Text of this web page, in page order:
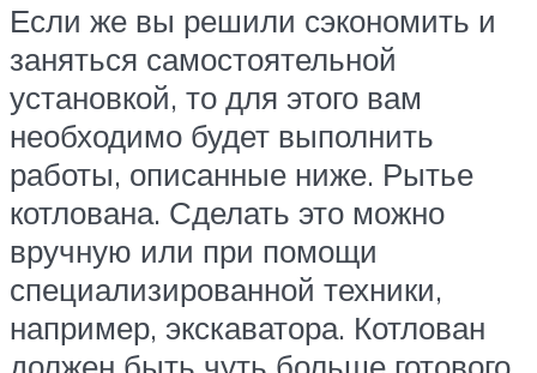
Если же вы решили сэкономить и
заняться самостоятельной
установкой, то для этого вам
необходимо будет выполнить
работы, описанные ниже. Рытье
котлована. Сделать это можно
вручную или при помощи
специализированной техники,
например, экскаватора. Котлован